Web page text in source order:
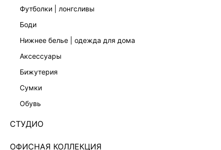
футболки | лонгсливы
боди
нижнее белье | одежда для дома
аксессуары
бижутерия
сумки
обувь
СТУДИО
ОФИСНАЯ КОЛЛЕКЦИЯ
ЭКСКЛЮЗИВНО ОНЛАЙН
ТОЛСТОВКА С ОБЪЕМНЫМИ РУКАВАМИ
6152106308-60
Нет в наличии